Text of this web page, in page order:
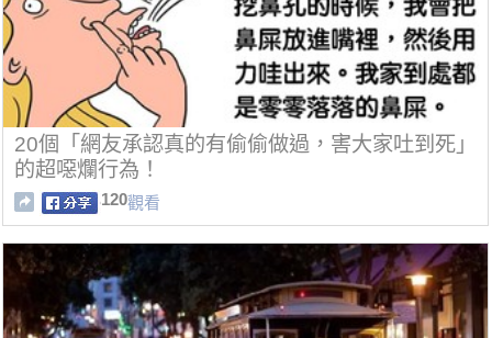
20個「網友承認真的有偷偷做過，害大家吐到死」
的超噁爛行為！
120觀看